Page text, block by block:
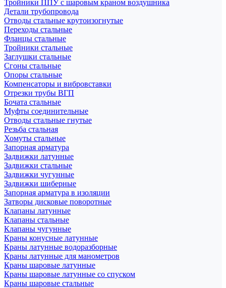
Тройники ППУ с шаровым краном воздушника
Детали трубопровода
Отводы стальные крутоизогнутые
Переходы стальные
Фланцы стальные
Тройники стальные
Заглушки стальные
Сгоны стальные
Опоры стальные
Компенсаторы и вибровставки
Отрезки трубы ВГП
Бочата стальные
Муфты соединительные
Отводы стальные гнутые
Резьба стальная
Хомуты стальные
Запорная арматура
Задвижки латунные
Задвижки стальные
Задвижки чугунные
Задвижки шиберные
Запорная арматура в изоляции
Затворы дисковые поворотные
Клапаны латунные
Клапаны стальные
Клапаны чугунные
Краны конусные латунные
Краны латунные водоразборные
Краны латунные для манометров
Краны шаровые латунные
Краны шаровые латунные со спуском
Краны шаровые стальные